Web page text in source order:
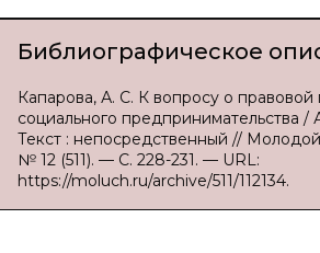
Библиографическое
Капарова, А. С. К вопросу о
социального предпринимательства /
Текст : непосредственный //
№ 12 (511). — С. 228-231. — URL:
https://moluch.ru/archive/511/112134.